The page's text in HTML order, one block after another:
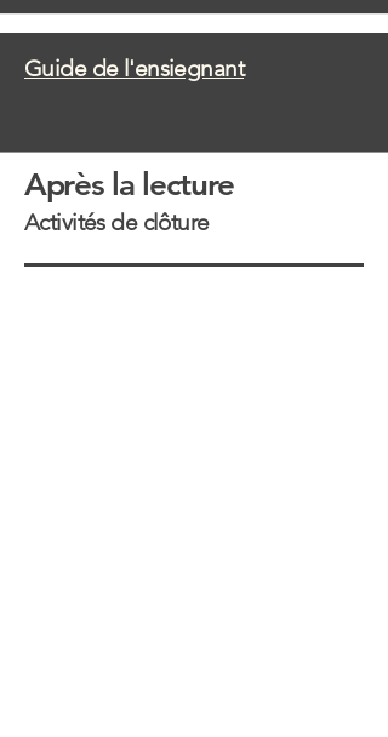
Guide de l'ensiegnant
Après la lecture
Activités de clôture